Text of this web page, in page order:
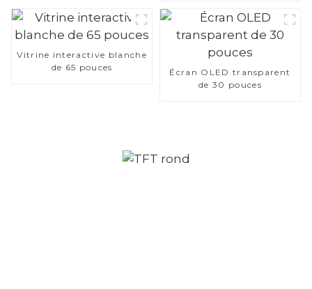
Vitrine interactive blanche
de 65 pouces
Écran OLED transparent
de 30 pouces